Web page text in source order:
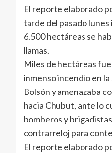
El reporte elaborado
tarde del pasado lunes
6.500 hectáreas se
llamas.
Miles de hectáreas
inmenso incendio en
Bolsón y amenazaba
hacia Chubut, ante lo
bomberos y
contrarreloj para
El reporte elaborado